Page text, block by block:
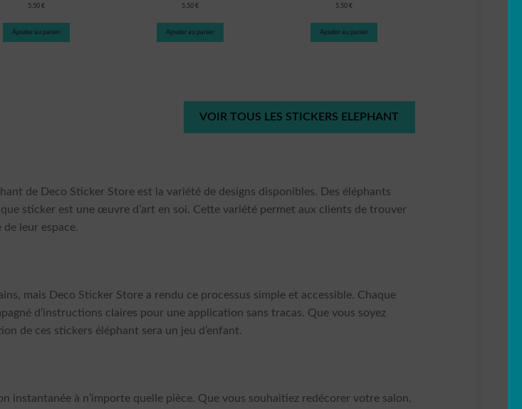
5,50 €
Ajouter au panier
5,50 €
Ajouter au panier
5,50 €
Ajouter au panier
VOIR TOUS LES STICKERS ELEPHANT
de Deco Sticker Store est la variété de designs disponibles. Des éléphants
sticker est une œuvre d’art en soi. Cette variété permet aux clients de trouver
leur espace.
mais Deco Sticker Store a rendu ce processus simple et accessible. Chaque
d’instructions claires pour une application sans tracas. Que vous soyez
de ces stickers éléphant sera un jeu d’enfant.
à n’importe quelle pièce. Que vous souhaitiez redécorer votre salon,